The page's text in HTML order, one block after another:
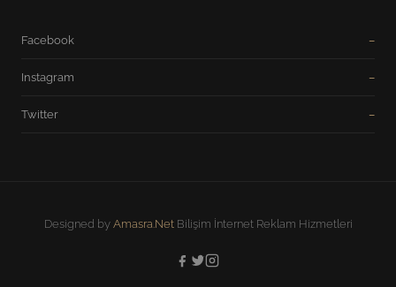
Facebook
Instagram
Twitter
Designed by Amasra.NetBilişim İnternet Reklam Hizmetleri